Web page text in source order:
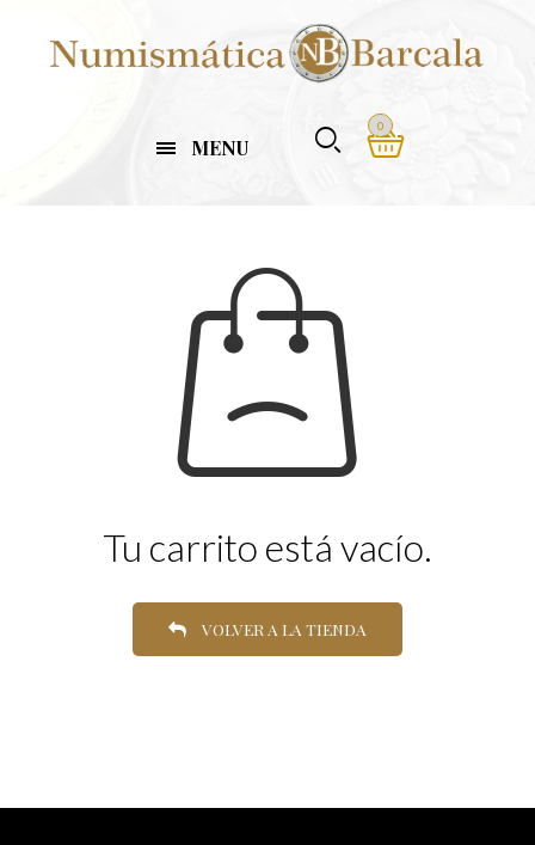
MENU
0
Tu carrito está vacío.
VOLVER A LA TIENDA